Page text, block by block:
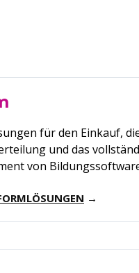
für den Einkauf,
und das
von
→